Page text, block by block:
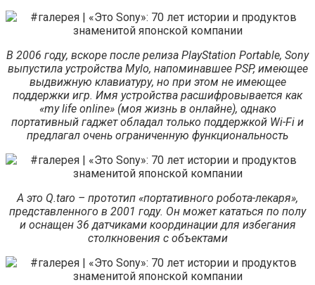
В 2006 году, вскоре после релиза PlayStation Portable, Sony
выпустила устройства Mylo, напоминавшее PSP, имеющее
выдвижную клавиатуру, но при этом не имеющее
поддержки игр. Имя устройства расшифровывается как
«my life online» (моя жизнь в онлайне), однако
портативный гаджет обладал только поддержкой Wi-Fi и
предлагал очень ограниченную функциональность
А это Q.taro – прототип «портативного робота-лекаря»,
представленного в 2001 году. Он может кататься по полу
и оснащен 36 датчиками координации для избегания
столкновения с объектами